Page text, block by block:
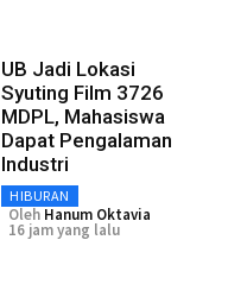
UB Jadi Lokasi
Syuting Film 3726
MDPL, Mahasiswa
Dapat Pengalaman
Industri
HIBURAN
Oleh Hanum Oktavia
16 jam yang lalu